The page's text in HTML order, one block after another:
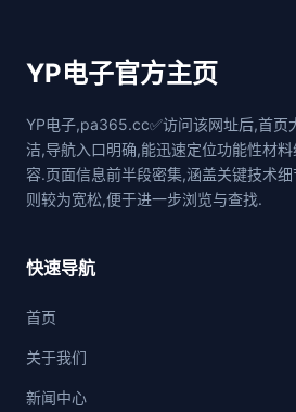
YP电子官方主页
YP电子,pa365.cc✅访问该网址后,首页
洁,导航入口明确,能迅速定位功能性材
容.页面信息前半段密集,涵盖关键技术
则较为宽松,便于进一步浏览与查找.
快速导航
首页
关于我们
新闻中心